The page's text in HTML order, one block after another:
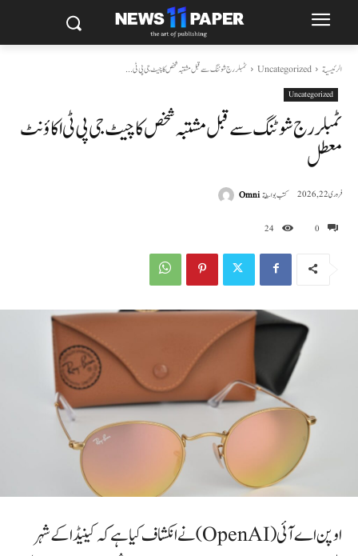
الرئيسية Uncategorized ٹمبلر رج شوٹنگ سے قبل مشتبہ شخص کا چیٹ جی پی ٹی...
Uncategorized
ٹمبلر رج شوٹنگ سے قبل مشتبہ شخص کا چیٹ جی پی ٹی اکاؤنٹ
معطل
0
24
فروری 22, 2026 كتب بواسطةOmni
اوپن اے آئی (OpenAI) نے انکشاف کیا ہے کہ کینیڈا کے شہر